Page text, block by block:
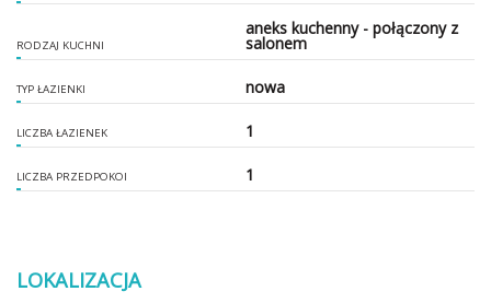
RODZAJ KUCHNI
aneks kuchenny - połączony z
salonem
TYP ŁAZIENKI nowa
LICZBA ŁAZIENEK 1
LICZBA PRZEDPOKOI 1
LOKALIZACJA